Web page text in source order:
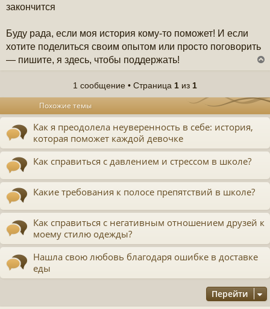
закончится
Буду рада, если моя история кому-то поможет! И если
хотите поделиться своим опытом или просто поговорить
— пишите, я здесь, чтобы поддержать!
у
ь
к
н
а
1 сообщение • Страница 1 из 1
Похожие темы
Как я преодолела неуверенность в себе: история,
которая поможет каждой девочке
Как справиться с давлением и стрессом в школе?
Какие требования к полосе препятствий в школе?
Как справиться с негативным отношением друзей к
моему стилю одежды?
Нашла свою любовь благодаря ошибке в доставке
еды
Перейти